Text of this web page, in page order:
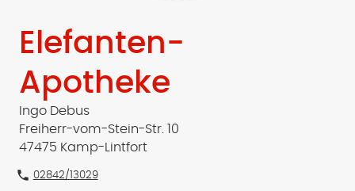
Elefanten-
Apotheke
Ingo Debus
Freiherr-vom-Stein-Str. 10
47475 Kamp-Lintfort
phone 02842/13029